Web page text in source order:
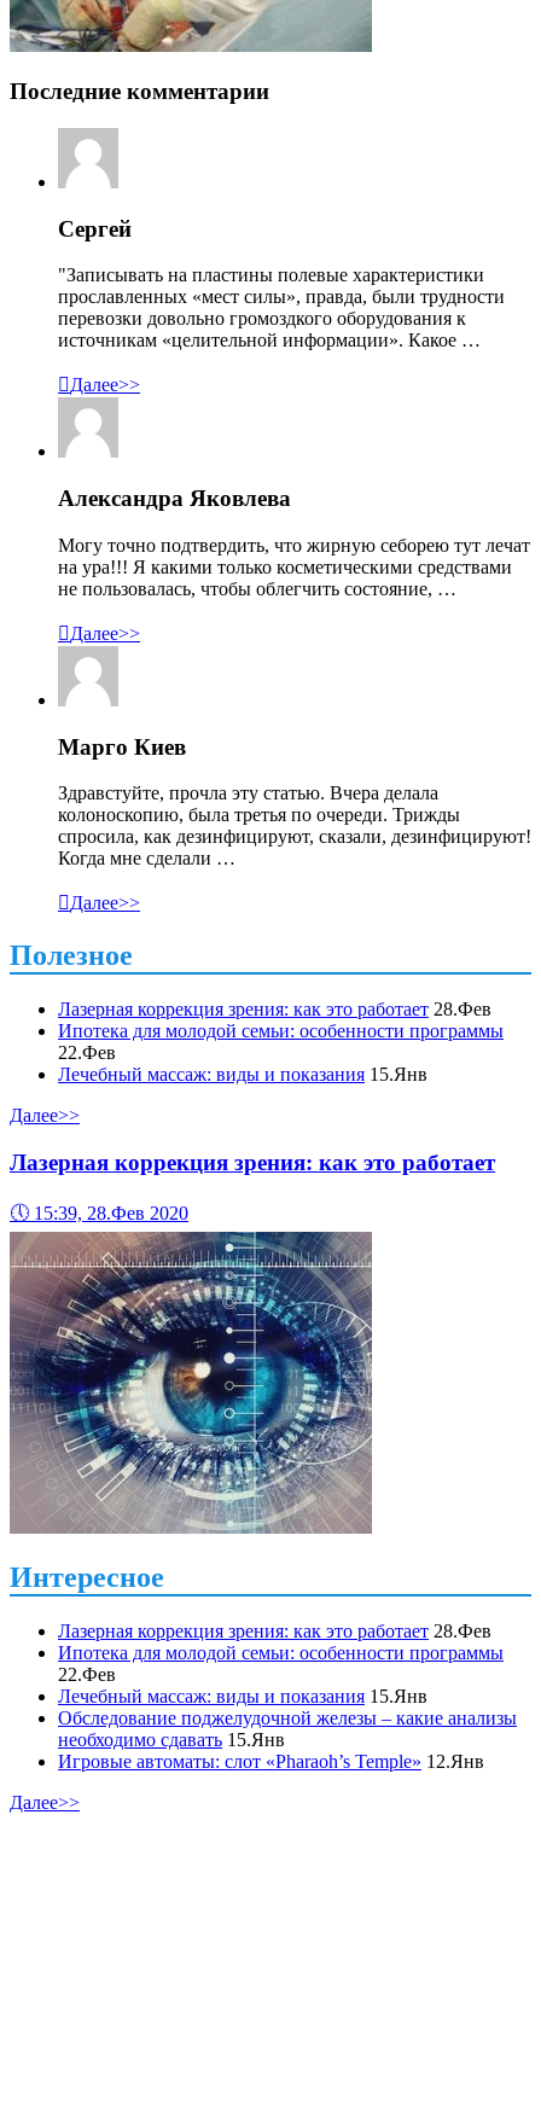
Последние комментарии
Сергей
"Записывать на пластины полевые характеристики
прославленных «мест силы», правда, были трудности
перевозки довольно громоздкого оборудования к
источникам «целительной информации». Какое …
Далее>>
Александра Яковлева
Могу точно подтвердить, что жирную себорею тут лечат
на ура!!! Я какими только косметическими средствами
не пользовалась, чтобы облегчить состояние, …
Далее>>
Марго Киев
Здравстуйте, прочла эту статью. Вчера делала
колоноскопию, была третья по очереди. Трижды
спросила, как дезинфицируют, сказали, дезинфицируют!
Когда мне сделали …
Далее>>
Полезное
Лазерная коррекция зрения: как это работает 28.Фев
Ипотека для молодой семьи: особенности программы
22.Фев
Лечебный массаж: виды и показания 15.Янв
Далее>>
Лазерная коррекция зрения: как это работает
🕔 15:39, 28.Фев 2020
Интересное
Лазерная коррекция зрения: как это работает 28.Фев
Ипотека для молодой семьи: особенности программы
22.Фев
Лечебный массаж: виды и показания 15.Янв
Обследование поджелудочной железы – какие анализы
необходимо сдавать 15.Янв
Игровые автоматы: слот «Pharaoh’s Temple» 12.Янв
Далее>>